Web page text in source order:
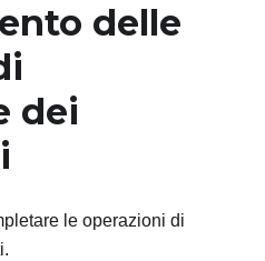
delle
dei
le operazioni di